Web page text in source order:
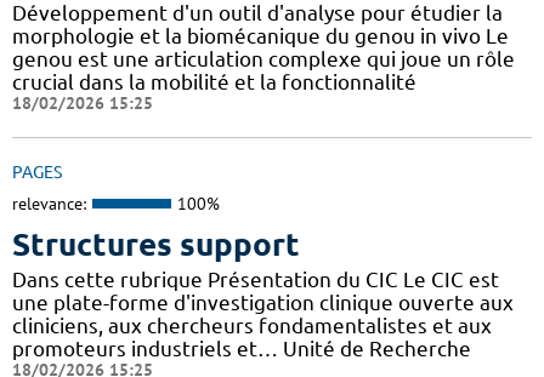
Développement d'un outil d'analyse pour étudier la
morphologie et la biomécanique du genou in vivo Le
genou est une articulation complexe qui joue un rôle
crucial dans la mobilité et la fonctionnalité
18/02/2026 15:25
PAGES
relevance: 100%
Structures support
Dans cette rubrique Présentation du CIC Le CIC est
une plate-forme d'investigation clinique ouverte aux
cliniciens, aux chercheurs fondamentalistes et aux
promoteurs industriels et… Unité de Recherche
18/02/2026 15:25